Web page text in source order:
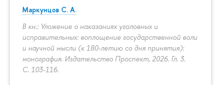
Маркунцов С. А.
В кн.: Уложение о наказаниях уголовных и
исправительных: воплощение государственной воли
и научной мысли (к 180-летию со дня принятия):
монография. Издательство Проспект, 2026. Гл. 3.
С. 103-116.